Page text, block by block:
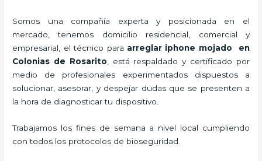
Somos una compañía experta y posicionada en el
mercado, tenemos domicilio residencial, comercial y
empresarial, el técnico para arreglar iphone mojado en
Colonias de Rosarito , está respaldado y certificado por
medio de profesionales experimentados dispuestos a
solucionar, asesorar, y despejar dudas que se presenten a
la hora de diagnosticar tu dispositivo.
Trabajamos los fines de semana a nivel local cumpliendo
con todos los protocolos de bioseguridad.